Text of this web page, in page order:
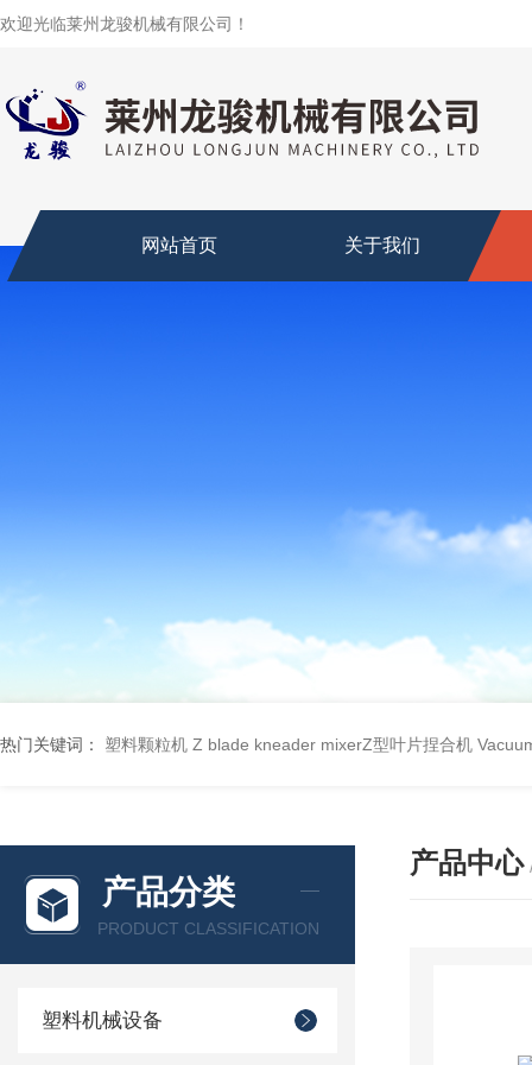
欢迎光临莱州龙骏机械有限公司！
网站首页 关于我们
热门关键词： 塑料颗粒机 Z blade kneader mixerZ型叶片捏合机
产品分类
PRODUCT CLASSIFICATION
塑料机械设备
产品中心